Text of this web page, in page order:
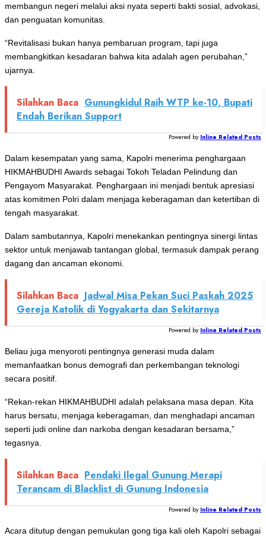
membangun negeri melalui aksi nyata seperti bakti sosial, advokasi,
dan penguatan komunitas.
“Revitalisasi bukan hanya pembaruan program, tapi juga
membangkitkan kesadaran bahwa kita adalah agen perubahan,”
ujarnya.
Silahkan Baca Gunungkidul Raih WTP ke-10, Bupati
Endah Berikan Support
Powered by Inline Related Posts
Dalam kesempatan yang sama, Kapolri menerima penghargaan
HIKMAHBUDHI Awards sebagai Tokoh Teladan Pelindung dan
Pengayom Masyarakat. Penghargaan ini menjadi bentuk apresiasi
atas komitmen Polri dalam menjaga keberagaman dan ketertiban di
tengah masyarakat.
Dalam sambutannya, Kapolri menekankan pentingnya sinergi lintas
sektor untuk menjawab tantangan global, termasuk dampak perang
dagang dan ancaman ekonomi.
Silahkan Baca Jadwal Misa Pekan Suci Paskah 2025
Gereja Katolik di Yogyakarta dan Sekitarnya
Powered by Inline Related Posts
Beliau juga menyoroti pentingnya generasi muda dalam
memanfaatkan bonus demografi dan perkembangan teknologi
secara positif.
“Rekan-rekan HIKMAHBUDHI adalah pelaksana masa depan. Kita
harus bersatu, menjaga keberagaman, dan menghadapi ancaman
seperti judi online dan narkoba dengan kesadaran bersama,”
tegasnya.
Silahkan Baca Pendaki Ilegal Gunung Merapi
Terancam di Blacklist di Gunung Indonesia
Powered by Inline Related Posts
Acara ditutup dengan pemukulan gong tiga kali oleh Kapolri sebagai